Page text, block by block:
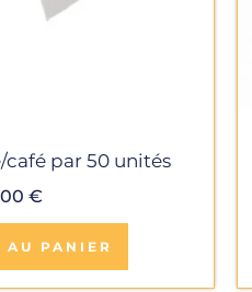
café par 50 unités
€
AU PANIER